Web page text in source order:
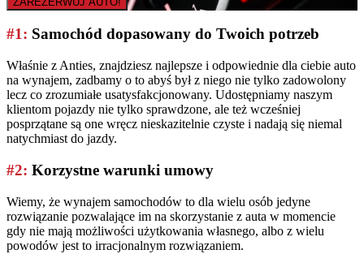
#1: Samochód dopasowany do Twoich potrzeb
Właśnie z Anties, znajdziesz najlepsze i odpowiednie dla ciebie auto
na wynajem, zadbamy o to abyś był z niego nie tylko zadowolony
lecz co zrozumiałe usatysfakcjonowany. Udostępniamy naszym
klientom pojazdy nie tylko sprawdzone, ale też wcześniej
posprzątane są one wręcz nieskazitelnie czyste i nadają się niemal
natychmiast do jazdy.
#2: Korzystne warunki umowy
Wiemy, że wynajem samochodów to dla wielu osób jedyne
rozwiązanie pozwalające im na skorzystanie z auta w momencie
gdy nie mają możliwości użytkowania własnego, albo z wielu
powodów jest to irracjonalnym rozwiązaniem.